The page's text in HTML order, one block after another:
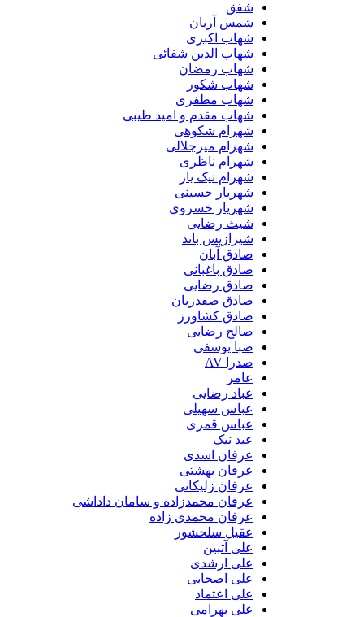
شمس آریان
شهاب اکبری
شهاب الدین شفائی
شهاب رمضان
شهاب شکور
شهاب مظفری
شهاب مقدم و امید طیبی
شهرام شکوهی
شهرام میرجلالی
شهرام ناظری
شهرام نیک یار
شهریار حسینی
شهریار خسروی
شیث رضایی
شیرازیس باند
صادق آبان
صادق باغبانی
صادق رضایی
صادق صفدریان
صادق کشاورز
صالح رضایی
صبا یوسفی
عباد رضایی
عباس سهیلی
عباس قمری
عبد نیک
عرفان اسدی
عرفان بهشتی
عرفان زلیکانی
عرفان محمدزاده و سامان داداشی
عرفان محمدی زاده
عقیل سلحشور
علی آتبین
علی ارشدی
علی اصحابی
علی اعتماد
علی بهرامی